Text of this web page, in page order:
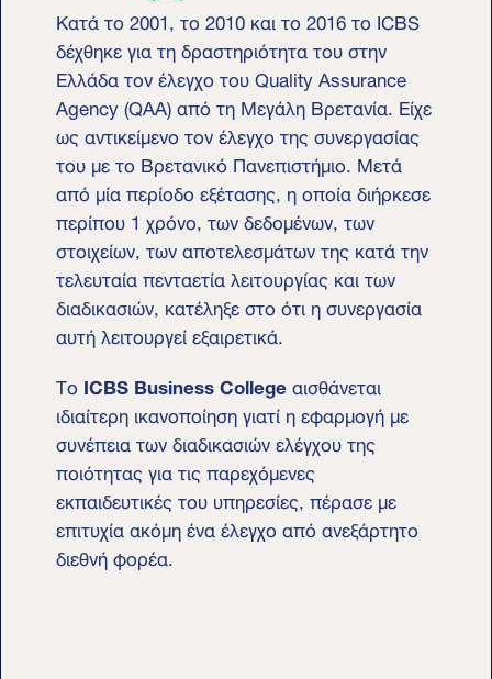
Κατά το 2001, το 2010 και το 2016 το ICBS
δέχθηκε για τη δραστηριότητα του στην
Ελλάδα τον έλεγχο του Quality Assurance
Agency (QAA) από τη Μεγάλη Βρετανία. Είχε
ως αντικείμενο τον έλεγχο της συνεργασίας
του με το Βρετανικό Πανεπιστήμιο. Μετά
από μία περίοδο εξέτασης, η οποία διήρκεσε
περίπου 1 χρόνο, των δεδομένων, των
στοιχείων, των αποτελεσμάτων της κατά την
τελευταία πενταετία λειτουργίας και των
διαδικασιών, κατέληξε στο ότι η συνεργασία
αυτή λειτουργεί εξαιρετικά.
Το ICBS Business Collegeαισθάνεται
ιδιαίτερη ικανοποίηση γιατί η εφαρμογή με
συνέπεια των διαδικασιών ελέγχου της
ποιότητας για τις παρεχόμενες
εκπαιδευτικές του υπηρεσίες, πέρασε με
επιτυχία ακόμη ένα έλεγχο από ανεξάρτητο
διεθνή φορέα.